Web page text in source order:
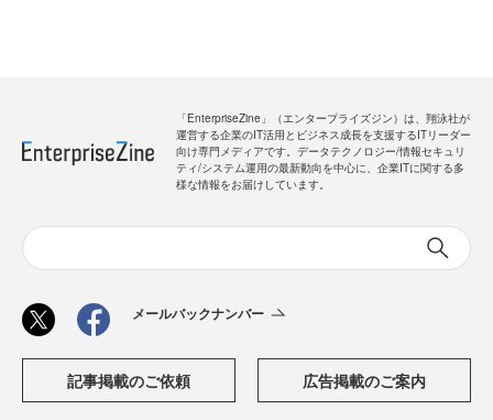
「EnterpriseZine」（エンタープライズジン）は、翔泳社が
運営する企業のIT活用とビジネス成長を支援するITリーダー
向け専門メディアです。データテクノロジー/情報セキュリ
ティ/システム運用の最新動向を中心に、企業ITに関する多
様な情報をお届けしています。
メールバックナンバー
記事掲載のご依頼 広告掲載のご案内